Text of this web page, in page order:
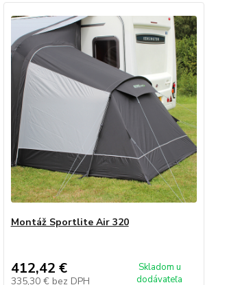
Montáž Sportlite Air 320
412,42 €
335,30 € bez DPH
Skladom u
dodávateľa